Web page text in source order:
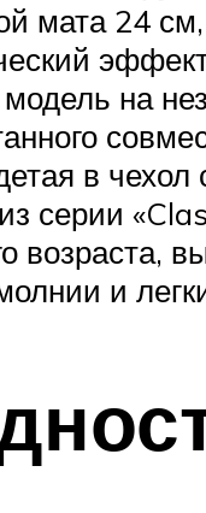
мата 24
на
в
серии
возраста,
и